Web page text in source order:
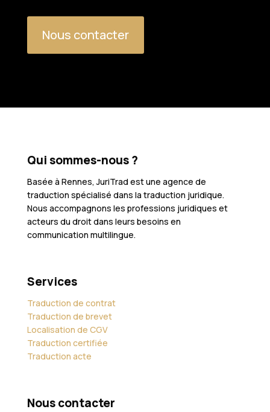
Nous contacter
Qui sommes-nous ?
Basée à Rennes, JuriTrad est une agence de
traduction spécialisé dans la traduction juridique.
Nous accompagnons les professions juridiques et
acteurs du droit dans leurs besoins en
communication multilingue.
Services
Traduction de contrat
Traduction de brevet
Localisation de CGV
Traduction certifiée
Traduction acte
Nous contacter